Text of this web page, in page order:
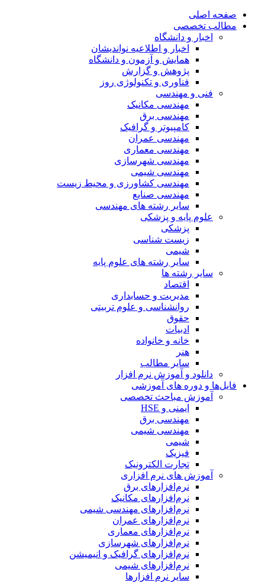
صفحه اصلی
مطالب تخصصی
اخبار و دانشگاه
اخبار و اطلاعیه نواندیشان
همایش و آزمون و دانشگاه
پژوهش و گزارش
فناوری و تکنولوژی روز
فنی و مهندسی
مهندسی مکانیک
مهندسی برق
کامپیوتر و گرافیک
مهندسی عمران
مهندسی معماری
مهندسی شهرسازی
مهندسی شیمی
مهندسی کشاورزی و محیط زیست
مهندسی صنایع
سایر رشته های مهندسی
علوم پایه و پزشکی
پزشکی
زیست شناسی
شیمی
سایر رشته های علوم پایه
سایر رشته ها
اقتصاد
مدیریت و حسابداری
روانشناسی و علوم تربیتی
حقوق
ادبیات
خانه و خانواده
هنر
سایر مطالب
دانلود و آموزش نرم افزار
فایل‌ها و دوره های آموزشی
آموزش مباحث تخصصی
ایمنی و HSE
مهندسی برق
مهندسی شیمی
شیمی
فیزیک
تجارت الکترونیک
آموزش های نرم افزاری
نرم‌افزارهای برق
نرم‌افزارهای مکانیک
نرم‌افزارهای مهندسی شیمی
نرم‌افزارهای عمران
نرم‌افزارهای معماری
نرم‌افزارهای شهرسازی
نرم‌افزارهای گرافیک و انیمیشن
نرم‌افزارهای شیمی
سایر نرم افزارها